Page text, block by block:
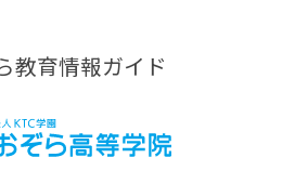
教育情報ガイド